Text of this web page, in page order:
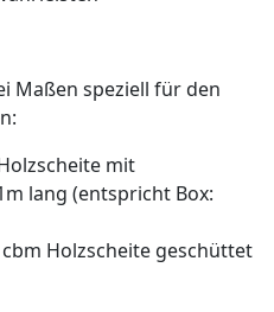
Maßen speziell für den
mit
lang (entspricht Box:
Holzscheite geschüttet